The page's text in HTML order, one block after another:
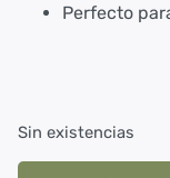
Perfecto
Sin existencias